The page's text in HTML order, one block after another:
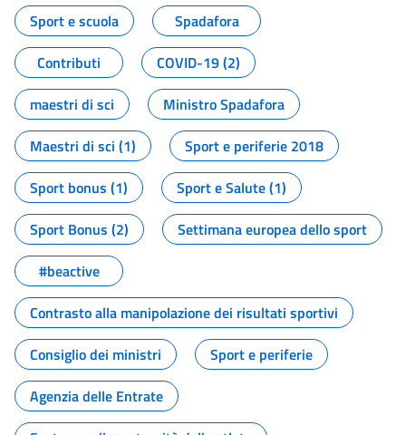
Sport e scuola
Spadafora
Contributi
COVID-19 (2)
maestri di sci
Ministro Spadafora
Maestri di sci (1)
Sport e periferie 2018
Sport bonus (1)
Sport e Salute (1)
Sport Bonus (2)
Settimana europea dello sport
#beactive
Contrasto alla manipolazione dei risultati sportivi
Consiglio dei ministri
Sport e periferie
Agenzia delle Entrate